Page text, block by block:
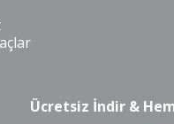
Ücretsiz İndir &